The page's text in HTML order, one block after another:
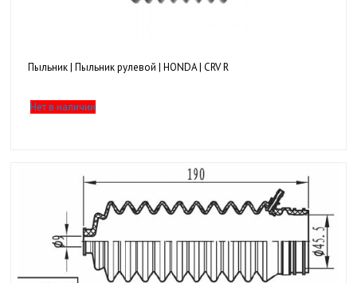
Пыльник | Пыльник рулевой | HONDA | CRV R
Нет в наличии